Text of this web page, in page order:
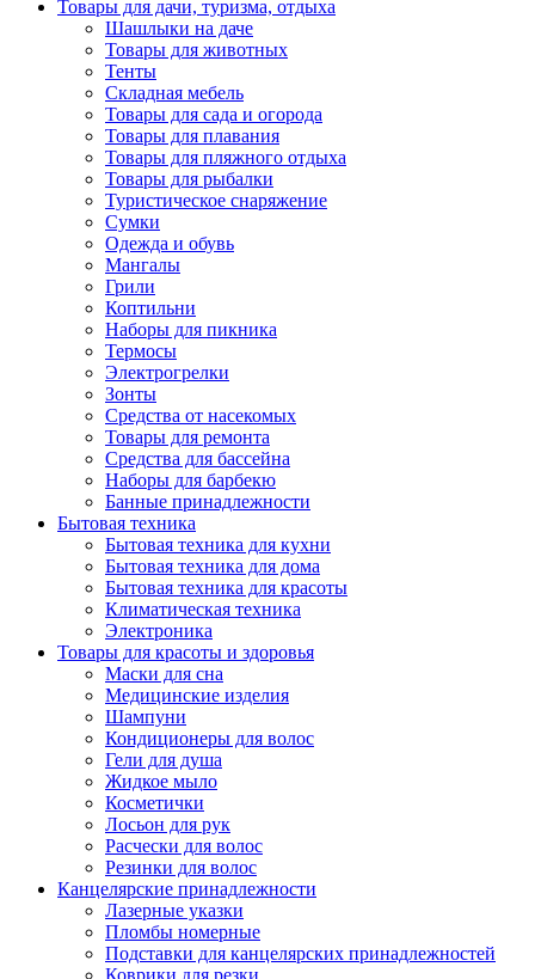
Товары для дачи, туризма, отдыха
Шашлыки на даче
Товары для животных
Тенты
Складная мебель
Товары для сада и огорода
Товары для плавания
Товары для пляжного отдыха
Товары для рыбалки
Туристическое снаряжение
Сумки
Одежда и обувь
Мангалы
Грили
Коптильни
Наборы для пикника
Термосы
Электрогрелки
Зонты
Средства от насекомых
Товары для ремонта
Средства для бассейна
Наборы для барбекю
Банные принадлежности
Бытовая техника
Бытовая техника для кухни
Бытовая техника для дома
Бытовая техника для красоты
Климатическая техника
Электроника
Товары для красоты и здоровья
Маски для сна
Медицинские изделия
Шампуни
Кондиционеры для волос
Гели для душа
Жидкое мыло
Косметички
Лосьон для рук
Расчески для волос
Резинки для волос
Канцелярские принадлежности
Лазерные указки
Пломбы номерные
Подставки для канцелярских принадлежностей
Коврики для резки